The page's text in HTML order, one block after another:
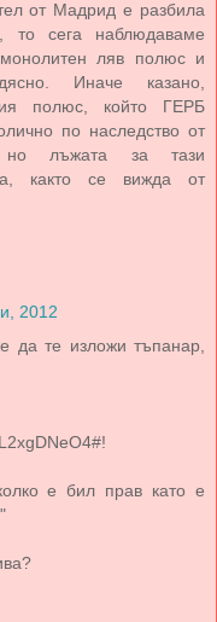
от Мадрид е разбила
то сега наблюдаваме
монолитен ляв полюс и
Иначе казано,
полюс, който ГЕРБ
по наследство от
но лъжата за тази
както се вижда от
2012
да те изложи тъпанар,
е бил прав като е